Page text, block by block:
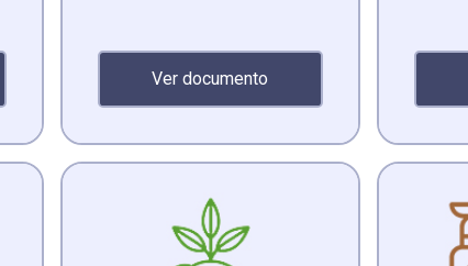
Ver documento